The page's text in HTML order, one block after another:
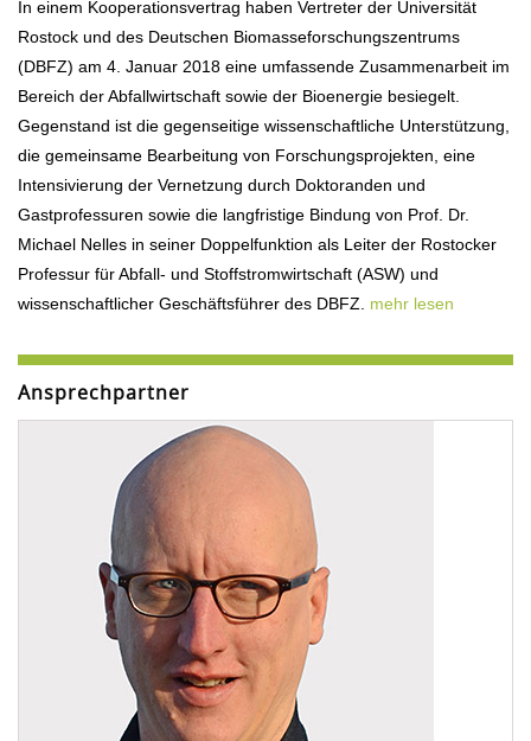
In einem Kooperationsvertrag haben Vertreter der Universität
Rostock und des Deutschen Biomasseforschungszentrums
(DBFZ) am 4. Januar 2018 eine umfassende Zusammenarbeit im
Bereich der Abfallwirtschaft sowie der Bioenergie besiegelt.
Gegenstand ist die gegenseitige wissenschaftliche Unterstützung,
die gemeinsame Bearbeitung von Forschungsprojekten, eine
Intensivierung der Vernetzung durch Doktoranden und
Gastprofessuren sowie die langfristige Bindung von Prof. Dr.
Michael Nelles in seiner Doppelfunktion als Leiter der Rostocker
Professur für Abfall- und Stoffstromwirtschaft (ASW) und
wissenschaftlicher Geschäftsführer des DBFZ. mehr lesen
Ansprechpartner